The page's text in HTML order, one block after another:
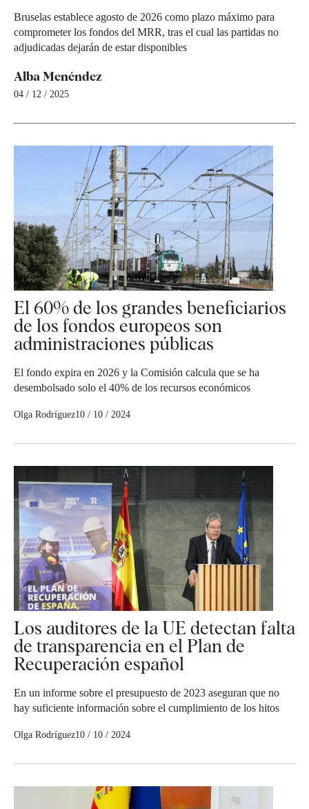
Bruselas establece agosto de 2026 como plazo máximo para
comprometer los fondos del MRR, tras el cual las partidas no
adjudicadas dejarán de estar disponibles
Alba Menéndez
04 / 12 / 2025
El 60% de los grandes beneficiarios
de los fondos europeos son
administraciones públicas
El fondo expira en 2026 y la Comisión calcula que se ha
desembolsado solo el 40% de los recursos económicos
Olga Rodríguez10 / 10 / 2024
Los auditores de la UE detectan falta
de transparencia en el Plan de
Recuperación español
En un informe sobre el presupuesto de 2023 aseguran que no
hay suficiente información sobre el cumplimiento de los hitos
Olga Rodríguez10 / 10 / 2024